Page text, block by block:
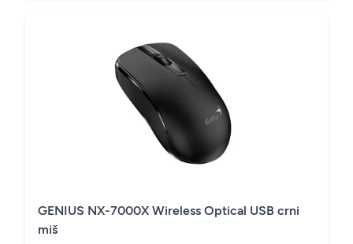
GENIUS NX-7000X Wireless Optical USB crni
miš